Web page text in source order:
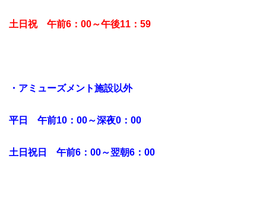
土日祝 午前6：00～午後11：59
・アミューズメント施設以外
平日 午前10：00～深夜0：00
土日祝日 午前6：00～翌朝6：00